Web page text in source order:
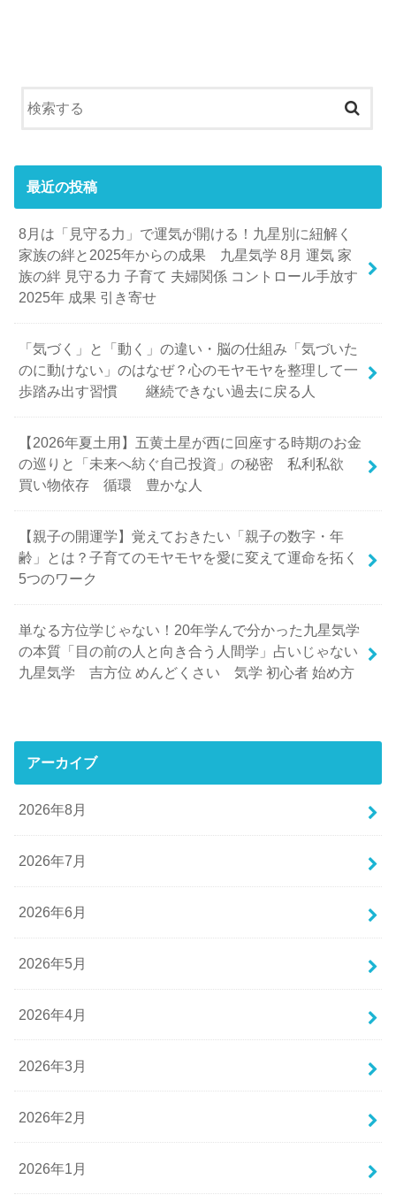
最近の投稿
8月は「見守る力」で運気が開ける！九星別に紐解く
家族の絆と2025年からの成果 九星気学 8月 運気 家
族の絆 見守る力 子育て 夫婦関係 コントロール手放す
2025年 成果 引き寄せ
「気づく」と「動く」の違い・脳の仕組み「気づいた
のに動けない」のはなぜ？心のモヤモヤを整理して一
歩踏み出す習慣 継続できない過去に戻る人
【2026年夏土用】五黄土星が西に回座する時期のお金
の巡りと「未来へ紡ぐ自己投資」の秘密 私利私欲
買い物依存 循環 豊かな人
【親子の開運学】覚えておきたい「親子の数字・年
齢」とは？子育てのモヤモヤを愛に変えて運命を拓く
5つのワーク
単なる方位学じゃない！20年学んで分かった九星気学
の本質「目の前の人と向き合う人間学」占いじゃない
九星気学 吉方位 めんどくさい 気学 初心者 始め方
アーカイブ
2026年8月
2026年7月
2026年6月
2026年5月
2026年4月
2026年3月
2026年2月
2026年1月